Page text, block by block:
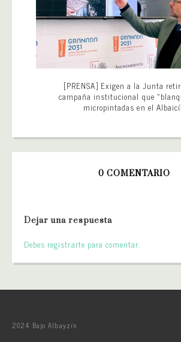
[PRENSA] Exigen a la Junta
campaña institucional que
micropintadas en el
0 COMENTARIO
Dejar una respuesta
Debes registrarte para comentar.
2024 Bajo Albayzín